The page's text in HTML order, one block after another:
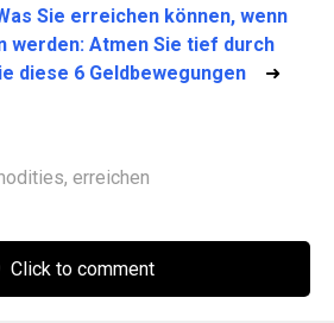
Sie erreichen können, wenn
werden: Atmen Sie tief durch
diese 6 Geldbewegungen ➜
, erreichen
Click to comment